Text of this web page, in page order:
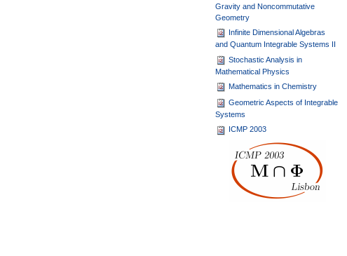
Gravity and Noncommutative
Geometry
Infinite Dimensional Algebras
and Quantum Integrable Systems II
Stochastic Analysis in
Mathematical Physics
Mathematics in Chemistry
Geometric Aspects of Integrable
Systems
ICMP 2003